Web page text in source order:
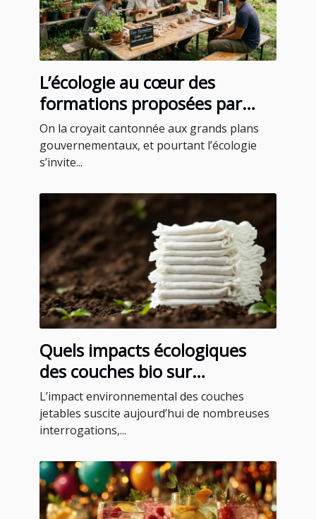
L’écologie au cœur des
formations proposées par
certains blogs instruments
On la croyait cantonnée aux grands plans
gouvernementaux, et pourtant l’écologie
s’invite...
Quels impacts écologiques
des couches bio sur
l'environnement ?
L’impact environnemental des couches
jetables suscite aujourd’hui de nombreuses
interrogations,...